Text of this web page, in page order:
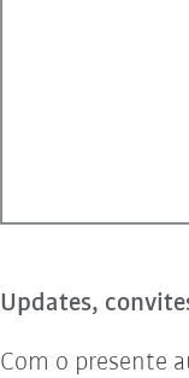
Updates,
Com o presente